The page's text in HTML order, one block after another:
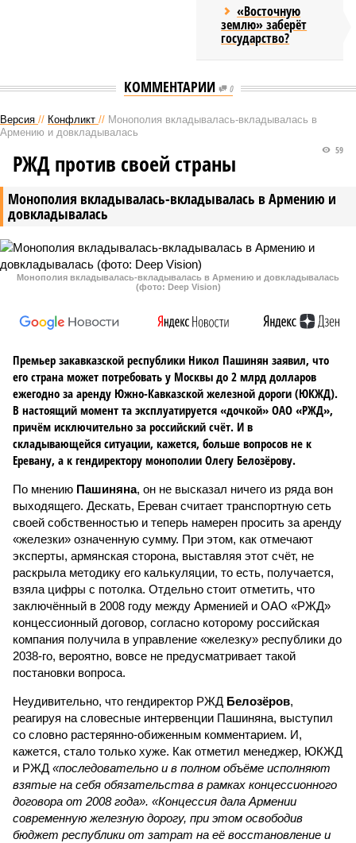
«Восточную
землю» заберёт
государство?
КОММЕНТАРИИ 0
Версия // Конфликт // Монополия вкладывалась-вкладывалась в
Армению и довкладывалась
Монополия вкладывалась-вкладывалась в Армению и
довкладывалась
59
РЖД против своей страны
Монополия вкладывалась-вкладывалась в Армению и довкладывалась
(фото: Deep Vision)
Премьер закавказской республики Никол Пашинян заявил, что
его страна может потребовать у Москвы до 2 млрд долларов
ежегодно за аренду Южно-Кавказской железной дороги (ЮКЖД).
В настоящий момент та эксплуатируется «дочкой» ОАО «РЖД»,
причём исключительно за российский счёт. И в
складывающейся ситуации, кажется, больше вопросов не к
Еревану, а к гендиректору монополии Олегу Белозёрову.
По мнению Пашиняна, он не высказал ничего из ряда вон
выходящего. Дескать, Ереван считает транспортную сеть
своей собственностью и теперь намерен просить за аренду
«железки» означенную сумму. При этом, как отмечают
эксперты, армянская сторона, выставляя этот счёт, не
раскрыла методику его калькуляции, то есть, получается,
взяла цифры с потолка. Отдельно стоит отметить, что
заключённый в 2008 году между Арменией и ОАО «РЖД»
концессионный договор, согласно которому российская
компания получила в управление «железку» республики до
2038-го, вероятно, вовсе не предусматривает такой
постановки вопроса.
Неудивительно, что гендиректор РЖД Белозёров,
реагируя на словесные интервенции Пашиняна, выступил
со словно растерянно-обиженным комментарием. И,
кажется, стало только хуже. Как отметил менеджер, ЮКЖД
и РЖД «последовательно и в полном объёме исполняют
взятые на себя обязательства в рамках концессионного
договора от 2008 года». «Концессия дала Армении
современную железную дорогу, при этом освободив
бюджет республики от затрат на её восстановление и